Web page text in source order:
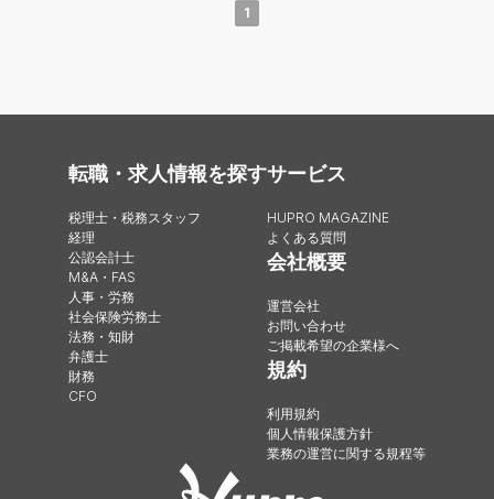
1
転職・求人情報を探す
税理士・税務スタッフ
経理
公認会計士
M&A・FAS
人事・労務
社会保険労務士
法務・知財
弁護士
財務
CFO
サービス
HUPRO MAGAZINE
よくある質問
会社概要
運営会社
お問い合わせ
ご掲載希望の企業様へ
規約
利用規約
個人情報保護方針
業務の運営に関する規程等